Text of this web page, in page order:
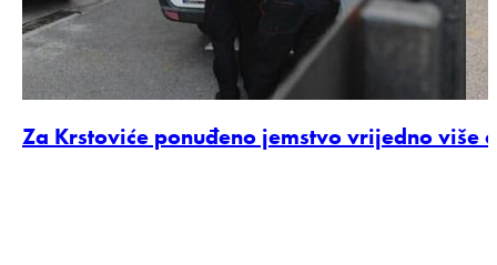
Za Krstoviće ponuđeno jemstvo vrijedno više